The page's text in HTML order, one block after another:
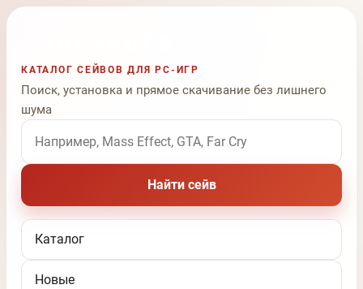
КАТАЛОГ СЕЙВОВ ДЛЯ PC-ИГР
Поиск, установка и прямое скачивание без лишнего
шума
Поиск по названию игры
Найти сейв
Каталог
Новые